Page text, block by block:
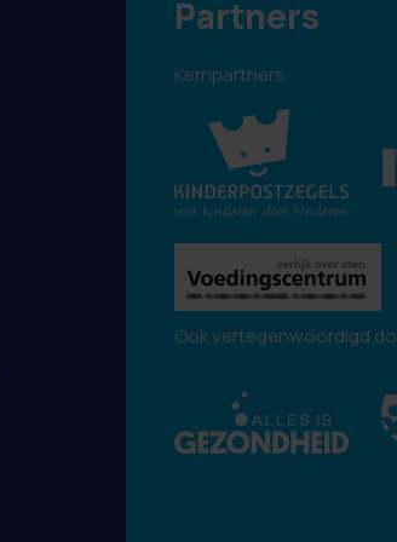
Partners
Kernpartners:
Ook vertegenwoordigd